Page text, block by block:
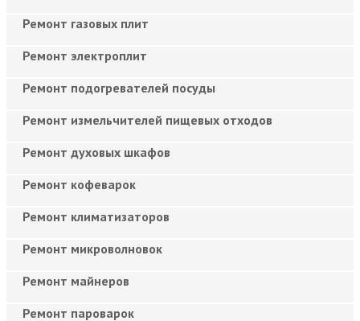
Ремонт газовых плит
Ремонт электроплит
Ремонт подогревателей посуды
Ремонт измельчителей пищевых отходов
Ремонт духовых шкафов
Ремонт кофеварок
Ремонт климатизаторов
Ремонт микроволновок
Ремонт майнеров
Ремонт пароварок